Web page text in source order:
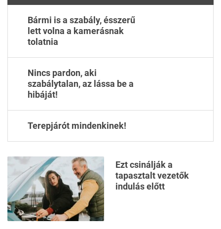
Bármi is a szabály, ésszerű
lett volna a kamerásnak
tolatnia
Nincs pardon, aki
szabálytalan, az lássa be a
hibáját!
Terepjárót mindenkinek!
Ezt csinálják a
tapasztalt vezetők
indulás előtt